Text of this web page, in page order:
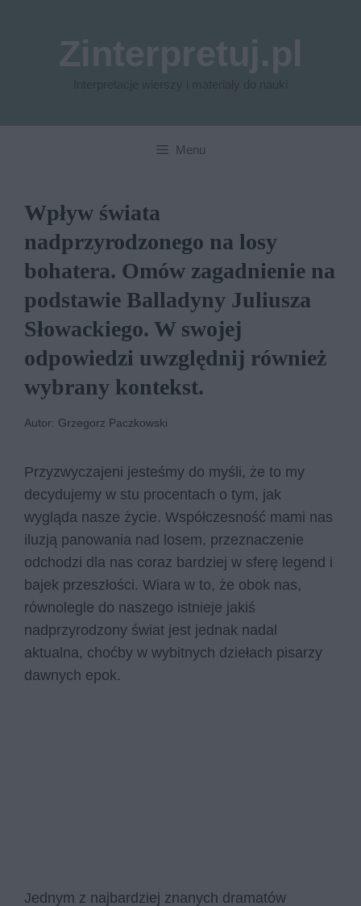
Menu
Wpływ świata
nadprzyrodzonego na losy
bohatera. Omów zagadnienie na
podstawie Balladyny Juliusza
Słowackiego. W swojej
odpowiedzi uwzględnij również
wybrany kontekst.
Autor: Grzegorz Paczkowski
Przyzwyczajeni jesteśmy do myśli, że to my
decydujemy w stu procentach o tym, jak
wygląda nasze życie. Współczesność mami nas
iluzją panowania nad losem, przeznaczenie
odchodzi dla nas coraz bardziej w sferę legend i
bajek przeszłości. Wiara w to, że obok nas,
równolegle do naszego istnieje jakiś
nadprzyrodzony świat jest jednak nadal
aktualna, choćby w wybitnych dziełach pisarzy
dawnych epok.
Jednym z najbardziej znanych dramatów